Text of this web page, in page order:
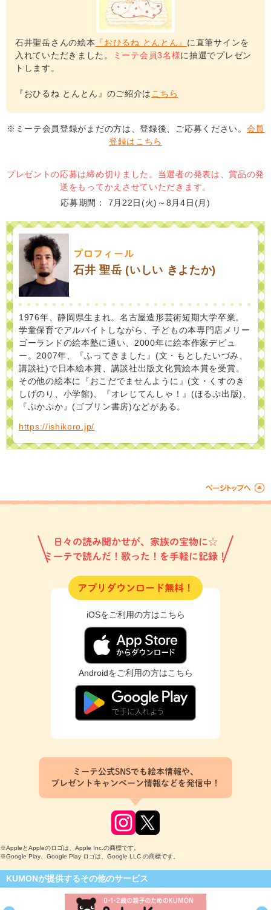
石井聖岳さんの絵本 『おひるね とんとん』 に直筆サインを
入れていただきました。
ミーテ会員3名様に抽選でプレゼン
トします。
『おひるね とんとん』のご紹介は こちら
※ミーテ会員登録がまだの方は、登録後、ご応募ください。 会員
登録はこちら
プレゼントの応募は締め切りました。当選者の発表は、賞品の発
送をもってかえさせていただきます。
応募期間
7月22日(火)～8月4日(月)
プロフィール
石井 聖岳 (いしい きよたか)
1976年、静岡県生まれ。名古屋造形芸術短期大学卒業。
学童保育でアルバイトしながら、子どもの本専門店メリー
ゴーランドの絵本塾に通い、2000年に絵本作家デビュ
ー。2007年、『ふってきました』(文・もとしたいづみ、
講談社)で日本絵本賞、講談社出版文化賞絵本賞を受賞。
その他の絵本に『おこだでませんように』(文・くすのき
しげのり、小学館)、『オレじてんしゃ！』(ほるぷ出版)、
『ぷかぷか』(ゴブリン書房)などがある。
https://ishikoro.jp/
日々の読み聞かせが、家族の宝物に☆
ミーテで読んだ！歌った！を手軽に記録！
アプリダウンロード無料！
iOSをご利用の方はこちら
Androidをご利用の方はこちら
ミーテ公式SNSでも絵本情報や、
プレゼントキャンペーン情報などを発信中！
※AppleとAppleのロゴは、Apple Inc.の商標です。
※Google Play、Google Play ロゴは、Google LLC の商標です。
KUMONが提供するその他のサービス